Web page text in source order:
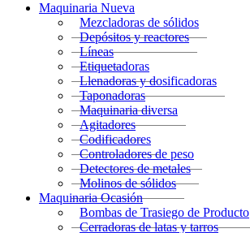
Maquinaria Nueva
Mezcladoras de sólidos
Depósitos y reactores
Líneas
Etiquetadoras
Llenadoras y dosificadoras
Taponadoras
Maquinaria diversa
Agitadores
Codificadores
Controladores de peso
Detectores de metales
Molinos de sólidos
Maquinaria Ocasión
Bombas de Trasiego de Producto
Cerradoras de latas y tarros